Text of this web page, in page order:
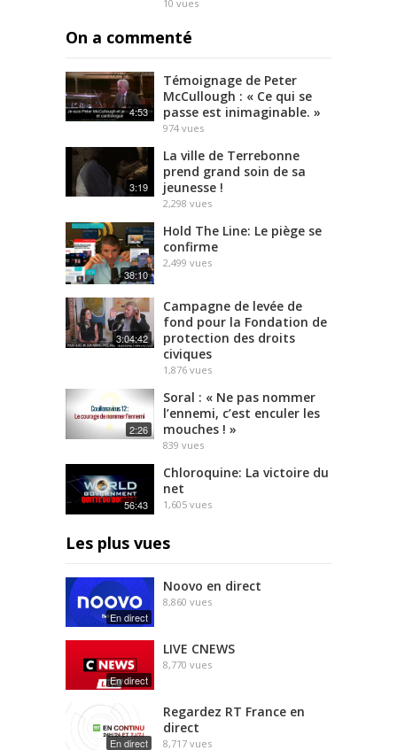
10 vues
On a commenté
4:53
Témoignage de Peter
McCullough : « Ce qui se
passe est inimaginable. »
974 vues
3:19
La ville de Terrebonne
prend grand soin de sa
jeunesse !
2,298 vues
38:10
Hold The Line: Le piège se
confirme
2,499 vues
3:04:42
Campagne de levée de
fond pour la Fondation de
protection des droits
civiques
1,876 vues
2:26
Soral : « Ne pas nommer
l’ennemi, c’est enculer les
mouches ! »
839 vues
56:43
Chloroquine: La victoire du
net
1,605 vues
Les plus vues
En direct
Noovo en direct
8,860 vues
En direct
LIVE CNEWS
8,770 vues
En direct
Regardez RT France en
direct
8,717 vues